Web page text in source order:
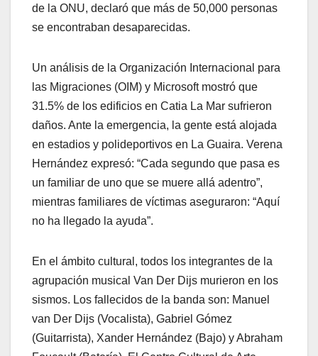
de la ONU, declaró que más de 50,000 personas
se encontraban desaparecidas.
Un análisis de la Organización Internacional para
las Migraciones (OIM) y Microsoft mostró que
31.5% de los edificios en Catia La Mar sufrieron
daños. Ante la emergencia, la gente está alojada
en estadios y polideportivos en La Guaira. Verena
Hernández expresó: “Cada segundo que pasa es
un familiar de uno que se muere allá adentro”,
mientras familiares de víctimas aseguraron: “Aquí
no ha llegado la ayuda”.
En el ámbito cultural, todos los integrantes de la
agrupación musical Van Der Dijs murieron en los
sismos. Los fallecidos de la banda son: Manuel
van Der Dijs (Vocalista), Gabriel Gómez
(Guitarrista), Xander Hernández (Bajo) y Abraham